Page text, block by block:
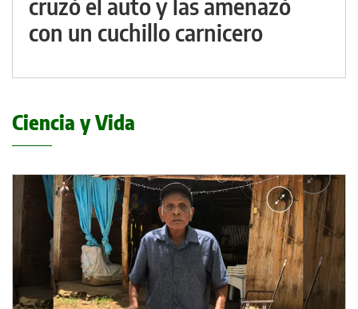
cruzó el auto y las amenazó
con un cuchillo carnicero
Ciencia y Vida